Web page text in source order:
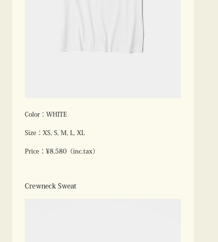
Color：WHITE
Size：XS, S, M, L, XL
Price：¥8,580（inc.tax）
Crewneck Sweat